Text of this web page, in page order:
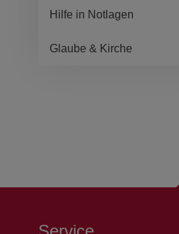
Hilfe in Notlagen
Glaube & Kirche